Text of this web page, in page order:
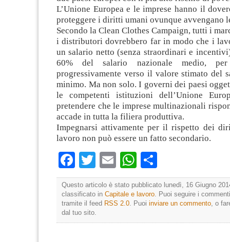
L’Unione Europea e le imprese hanno il
proteggere i diritti umani ovunque avvengano
Secondo la Clean Clothes Campaign, tutti i
i distributori dovrebbero far in modo che i
un salario netto (senza straordinari e
60% del salario nazionale medio, per
progressivamente verso il valore stimato del
minimo. Ma non solo. I governi dei paesi
le competenti istituzioni dell’Unione
pretendere che le imprese multinazionali
accade in tutta la filiera produttiva.
Impegnarsi attivamente per il rispetto dei
lavoro non può essere un fatto secondario.
Facebook
Twitter
EmailWhatsApp
Questo articolo è stato pubblicato lunedì, 16 Giugno
classificato in Capitale e lavoro . Puoi seguire i
tramite il feed RSS 2.0 . Puoi inviare un commento , o
dal tuo sito.